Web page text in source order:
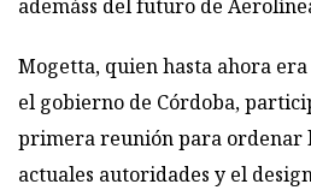
ademáss del futuro de
Mogetta, quien hasta ahora
el gobierno de Córdoba,
primera reunión para ordenar
actuales autoridades y el